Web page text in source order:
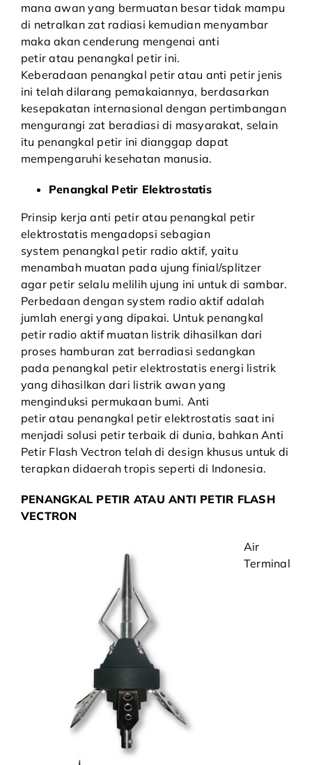
mana awan yang bermuatan besar tidak mampu
di netralkan zat radiasi kemudian menyambar
maka akan cenderung mengenai anti
petir atau penangkal petir ini.
Keberadaan penangkal petir atau anti petir jenis
ini telah dilarang pemakaiannya, berdasarkan
kesepakatan internasional dengan pertimbangan
mengurangi zat beradiasi di masyarakat, selain
itu penangkal petir ini dianggap dapat
mempengaruhi kesehatan manusia.
Penangkal Petir Elektrostatis
Prinsip kerjaanti petiratau penangkal petir
elektrostatis mengadopsi sebagian
system penangkal petir radio aktif, yaitu
menambah muatan pada ujung finial/splitzer
agar petir selalu melilih ujung ini untuk di sambar.
Perbedaan dengan system radio aktif adalah
jumlah energi yang dipakai. Untuk penangkal
petir radio aktif muatan listrik dihasilkan dari
proses hamburan zat berradiasi sedangkan
pada penangkal petir elektrostatis energi listrik
yang dihasilkan dari listrik awan yang
menginduksi permukaan bumi. Anti
petir atau penangkal petir elektrostatis saat ini
menjadi solusi petir terbaik di dunia, bahkan Anti
Petir Flash Vectron telah di design khusus untuk di
terapkan didaerah tropis seperti di Indonesia.
PENANGKAL PETIR ATAU ANTI PETIR FLASH
VECTRON
Air
Terminal